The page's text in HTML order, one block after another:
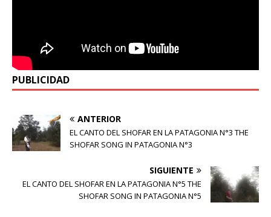
PUBLICIDAD
ANTERIOR
EL CANTO DEL SHOFAR EN LA PATAGONIA N°3 THE
SHOFAR SONG IN PATAGONIA N°3
SIGUIENTE
EL CANTO DEL SHOFAR EN LA PATAGONIA N°5 THE
SHOFAR SONG IN PATAGONIA N°5